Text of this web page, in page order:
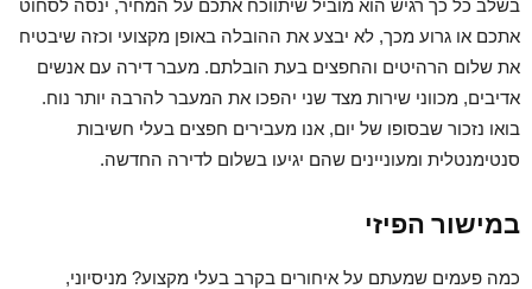
בשלב כל כך רגיש הוא מוביל שיתווכח אתכם על המחיר, ינסה לסחוט
אתכם או גרוע מכך, לא יבצע את ההובלה באופן מקצועי וכזה שיבטיח
את שלום הרהיטים והחפצים בעת הובלתם. מעבר דירה עם אנשים
אדיבים, מכווני שירות מצד שני יהפכו את המעבר להרבה יותר נוח.
בואו נזכור שבסופו של יום, אנו מעבירים חפצים בעלי חשיבות
סנטימנטלית ומעוניינים שהם יגיעו בשלום לדירה החדשה.
במישור הפיזי
כמה פעמים שמעתם על איחורים בקרב בעלי מקצוע? מניסיוני,